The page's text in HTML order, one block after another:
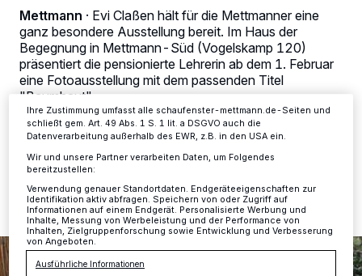
Mettmann · Evi Claßen hält für die Mettmanner eine
ganz besondere Ausstellung bereit. Im Haus der
Begegnung in Mettmann-Süd (Vogelskamp 120)
präsentiert die pensionierte Lehrerin ab dem 1. Februar
eine Fotoausstellung mit dem passenden Titel
"Baumhaut".
26.01.2019 , 14:41 Uhr Eine Minute Lesezeit
Zwecke. Wenn Tracker deaktiviert sind, sind manche Inhalte und
Anzeigen möglicherweise nicht mehr so relevant für Sie. Sie können
dieses Menü jederzeit wieder aufrufen, um Ihre Einstellungen zu
ändern oder Ihre Einwilligung zu widerrufen, indem Sie auf den Link
Einstellungen oder Ablehnen am unteren Rand der Webseite klicken.
Ihre Einstellungen gelten innerhalb unseres Website. Weitere
Informationen finden Sie in unserer Datenschutzerklärung.
Ihre Zustimmung umfasst alle schaufenster-mettmann.de-Seiten und
schließt gem. Art. 49 Abs. 1 S. 1 lit. a DSGVO auch die
Datenverarbeitung außerhalb des EWR, z.B. in den USA ein.
Wir und unsere Partner verarbeiten Daten, um Folgendes
bereitzustellen:
Verwendung genauer Standortdaten. Endgeräteeigenschaften zur
Identifikation aktiv abfragen. Speichern von oder Zugriff auf
Informationen auf einem Endgerät. Personalisierte Werbung und
Inhalte, Messung von Werbeleistung und der Performance von
Inhalten, Zielgruppenforschung sowie Entwicklung und Verbesserung
von Angeboten.
Ausführliche Informationen